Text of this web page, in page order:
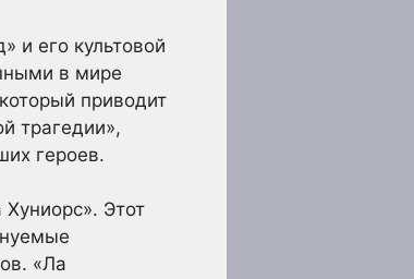
и его культовой
в мире
приводит
трагедии»,
героев.
Этот
«Ла